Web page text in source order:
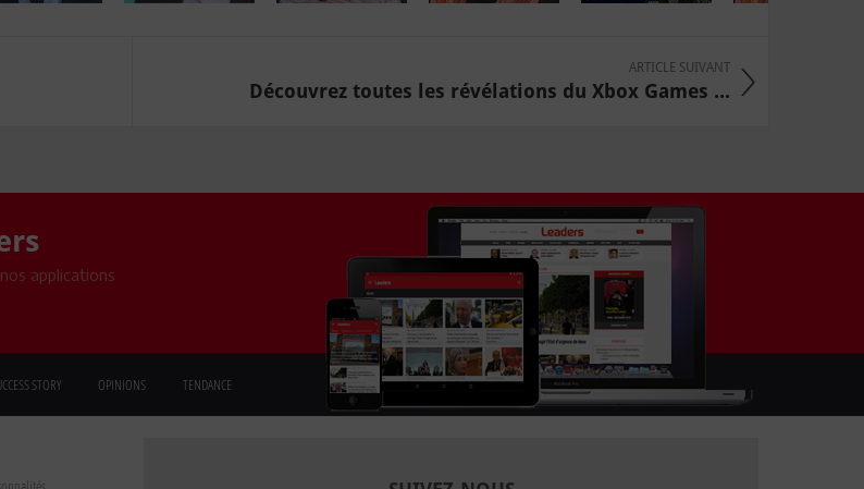
ARTICLE SUIVANT
Découvrez toutes les révélations du Xbox Games ...
applications
STORY OPINIONS TENDANCE